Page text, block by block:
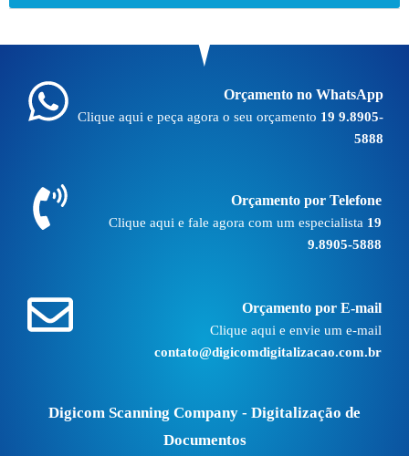
Orçamento no WhatsApp
Clique aqui e peça agora o seu orçamento 19 9.8905-
5888
Orçamento por Telefone
Clique aqui e fale agora com um especialista 19
9.8905-5888
Orçamento por E-mail
Clique aqui e envie um e-mail
contato@digicomdigitalizacao.com.br
Digicom Scanning Company - Digitalização de
Documentos